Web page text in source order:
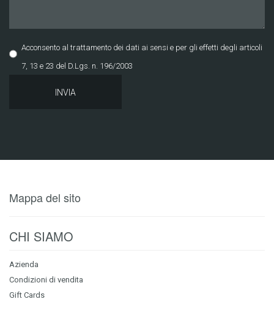
Acconsento al trattamento dei dati ai sensi e per gli effetti degli articoli
7, 13 e 23 del D.Lgs. n. 196/2003
Mappa del sito
CHI SIAMO
Azienda
Condizioni di vendita
Gift Cards